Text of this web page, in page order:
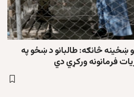
ښځينه څانګه: طالبانو د ښځو په